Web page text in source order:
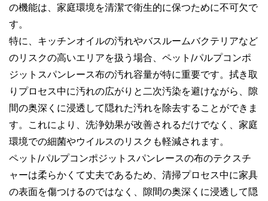
の機能は、家庭環境を清潔で衛生的に保つために不可欠で
す。
特に、キッチンオイルの汚れやバスルームバクテリアなど
のリスクの高いエリアを扱う場合、ペット/パルプコンポ
ジットスパンレース布の汚れ容量が特に重要です。拭き取
りプロセス中に汚れの広がりと二次汚染を避けながら、隙
間の奥深くに浸透して隠れた汚れを除去することができま
す。これにより、洗浄効果が改善されるだけでなく、家庭
環境での細菌やウイルスのリスクも軽減されます。
ペット/パルプコンポジットスパンレースの布のテクスチ
ャーは柔らかくて丈夫であるため、清掃プロセス中に家具
の表面を傷つけるのではなく、隙間の奥深くに浸透して隠